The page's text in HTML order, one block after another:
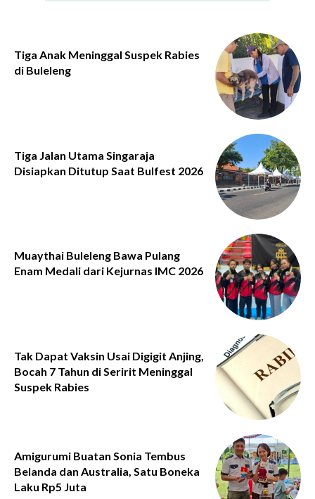
Tiga Anak Meninggal Suspek Rabies
di Buleleng
Tiga Jalan Utama Singaraja
Disiapkan Ditutup Saat Bulfest 2026
Muaythai Buleleng Bawa Pulang
Enam Medali dari Kejurnas IMC 2026
Tak Dapat Vaksin Usai Digigit Anjing,
Bocah 7 Tahun di Seririt Meninggal
Suspek Rabies
Amigurumi Buatan Sonia Tembus
Belanda dan Australia, Satu Boneka
Laku Rp5 Juta